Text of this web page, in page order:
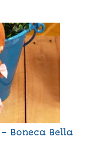
Boneca Bella